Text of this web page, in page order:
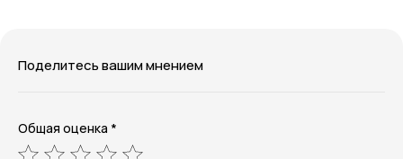
Поделитесь вашим мнением
Общая оценка *